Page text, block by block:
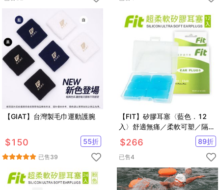
【GIAT】台灣製毛巾運動護腕
$150 55折
已售39
【FIT】矽膠耳塞〈藍色．12
入〉舒適無痛／柔軟可塑／隔音
防噪／（內附收納盒）
$266 89折
已售4